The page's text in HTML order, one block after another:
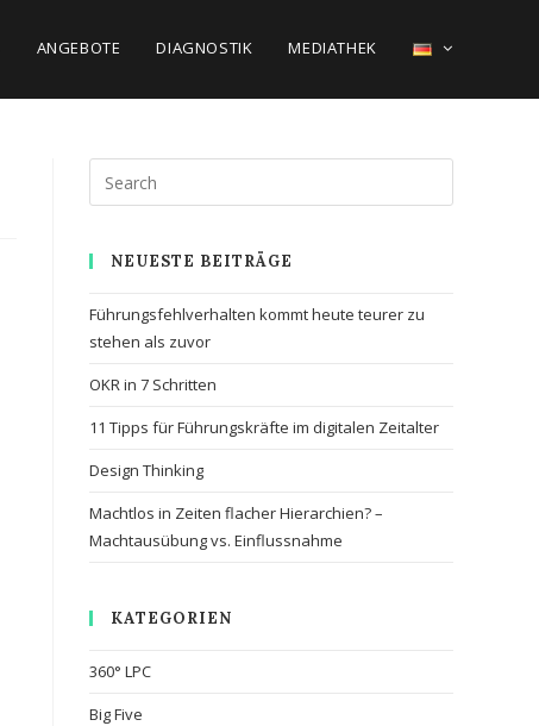
ANGEBOTE DIAGNOSTIK MEDIATHEK
NEUESTE BEITRÄGE
Führungsfehlverhalten kommt heute teurer zu
stehen als zuvor
OKR in 7 Schritten
11 Tipps für Führungskräfte im digitalen Zeitalter
Design Thinking
Machtlos in Zeiten flacher Hierarchien? –
Machtausübung vs. Einflussnahme
KATEGORIEN
360° LPC
Big Five